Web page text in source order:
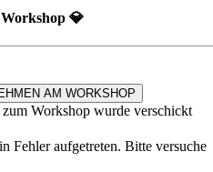
💎
AM WORKSHOP
Workshop wurde verschickt
Fehler aufgetreten. Bitte versuche